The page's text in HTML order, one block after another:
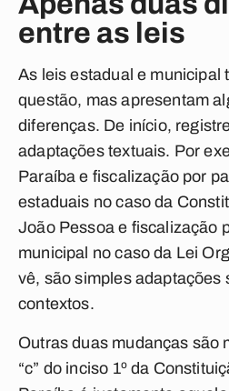
entre as leis
As leis estadual e municipal
questão, mas apresentam
diferenças. De início,
adaptações textuais. Por
Paraíba e fiscalização por
estaduais no caso da
João Pessoa e fiscalização
municipal no caso da Lei
vê, são simples adaptações
contextos.
Outras duas mudanças são
“c” do inciso 1º da